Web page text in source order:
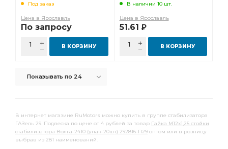
Под заказ
Цена в Ярославль
По запросу
В КОРЗИНУ
В наличии 10 шт.
Цена в Ярославль
51.61 Р
В КОРЗИНУ
Показывать по 24
В интернет магазине RuMotors можно купить в группе стабилизатора
ГАЗель 29. Подвеска по цене от 4 рублей за товар Гайка М12х1,25 стойки
стабилизатора Волга-2410 (упак-20шт) 292816-П29 оптом или в розницу
выбрав из 281 наименований.